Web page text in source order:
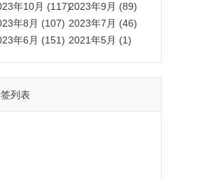
年10月 (117)2023年9月 (89)
年8月 (107) 2023年7月 (46)
年6月 (151) 2021年5月 (1)
列表